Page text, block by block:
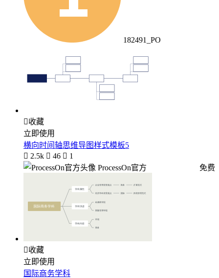
182491_PO
收藏
立即使用
横向时间轴思维导图样式模板5
 2.5k  46  1
ProcessOn官方
免费
收藏
立即使用
国际商务学科